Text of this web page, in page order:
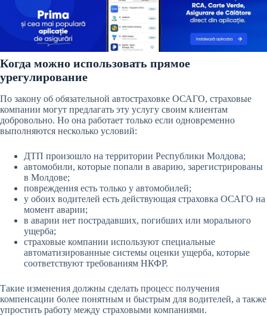
Когда можно использовать прямое
урегулирование
По закону об обязательной автостраховке ОСАГО, страховые
компании могут предлагать эту услугу своим клиентам
добровольно. Но она работает только если одновременно
выполняются несколько условий:
ДТП произошло на территории Республики Молдова;
автомобили, которые попали в аварию, зарегистрированы
в Молдове;
повреждения есть только у автомобилей;
у обоих водителей есть действующая страховка ОСАГО на
момент аварии;
в аварии нет пострадавших, погибших или морального
ущерба;
страховые компании используют специальные
автоматизированные системы оценки ущерба, которые
соответствуют требованиям НКФР.
Такие изменения должны сделать процесс получения
компенсации более понятным и быстрым для водителей, а также
упростить работу между страховыми компаниями.